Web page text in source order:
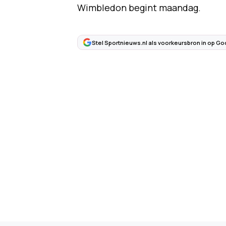
Wimbledon begint maandag.
Stel Sportnieuws.nl als voorkeursbron in op